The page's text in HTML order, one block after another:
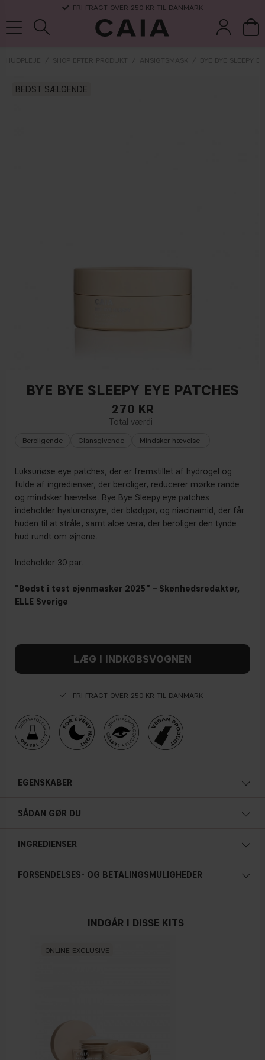
FRI FRAGT OVER 250 KR TIL DANMARK
HUDPLEJE SHOP EFTER PRODUKT ANSIGTSMASK BYE BYE SLEEPY
BEDST SÆLGENDE
BYE BYE SLEEPY EYE PATCHES
270 KR
Beroligende Glansgivende Mindsker hævelse
Luksuriøse eye patches, der er fremstillet af hydrogel og
fulde af ingredienser, der beroliger, reducerer mørke rande
og mindsker hævelse. Bye Bye Sleepy eye patches
indeholder hyaluronsyre, der blødgør, og niacinamid, der får
huden til at stråle, samt aloe vera, der beroliger den tynde
hud rundt om øjnene.
Indeholder 30 par.
"Bedst i test øjenmasker 2025" – Skønhedsredaktør,
ELLE Sverige
LÆG I INDKØBSVOGNEN
FRI FRAGT OVER 250 KR TIL DANMARK
EGENSKABER
Blødgør
Reducerer mørke rande
SÅDAN GØR DU
INGREDIENSER
FORSENDELSES- OG BETALINGSMULIGHEDER
INDGÅR I DISSE KITS
ONLINE EXCLUSIVE
parfume